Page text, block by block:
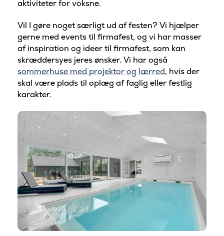
aktiviteter for voksne.
Vil I gøre noget særligt ud af festen? Vi hjælper
gerne med events til firmafest, og vi har masser
af inspiration og ideer til firmafest, som kan
skræddersyes jeres ønsker. Vi har også
sommerhuse med projektor og lærred, hvis der
skal være plads til oplæg af faglig eller festlig
karakter.